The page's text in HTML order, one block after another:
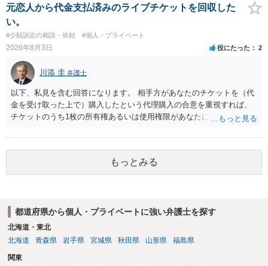
代理人が就いていたことを知らせると（訴状の記載内容から明らかな
場合も）、裁判所が当該代理人弁護士に事前連絡し、引き続き訴訟も
受任するかを聞いたうえで、受任の意志が明らかになったところで、
直接被告に送達するのではなく、代理人に訴状の受領を促すこともあ
ります。 ラインのやり取りでしか証拠がないと、実際の本人性が明ら
かではありません。もちろん弁護士（２０万円の請求で代理人弁護士
に委任するかも疑わしいのですが）も住所は明らかにしないでしょ
う。 何か本人を示す事実（振込先などの情報）から、相手の住所等の
情報を割り出していくしかないように思えます。 以上、ご参考まで。
元恋人から代金支払済みのライブチケットを回収した
い。
#少額訴訟の相談・依頼 #個人・プライベート
2026年8月3日 役にたった 2
川添 圭 弁護士
以下、私見を含む回答になります。 相手方があなたのチケットを（代
金を受け取った上で）購入したという代理購入の合意を重視すれば、
チケットのうち1枚の所有権あるいは使用権限があなたにあり、チケッ
す。 一方、このチケット購入には「相手方と一緒に行く」という合意
も付随していたことを無視することができません。こちらを重視すれ
ば、交際を終了させたことにより「一緒に行く」という結果の実現に
重大な障害が発生しており、当然にチケットを引き渡すべきといえる
えば、当該チケットが座席指定である場合、交際を解消した2人が当日
隣り合わせになることは避けたいという心理が働くことも無理からぬ
ところです。一方、チケットがエリア指定のアリーナ席であれば隣り
あったり特別席であったりすれば、判断は変わってくるかもしれませ
もっとみる
都道府県から個人・プライベートに強い弁護士を探す
北海道・東北
北海道
青森県 岩手県 宮城県 秋田県 山形県 福島県
関東